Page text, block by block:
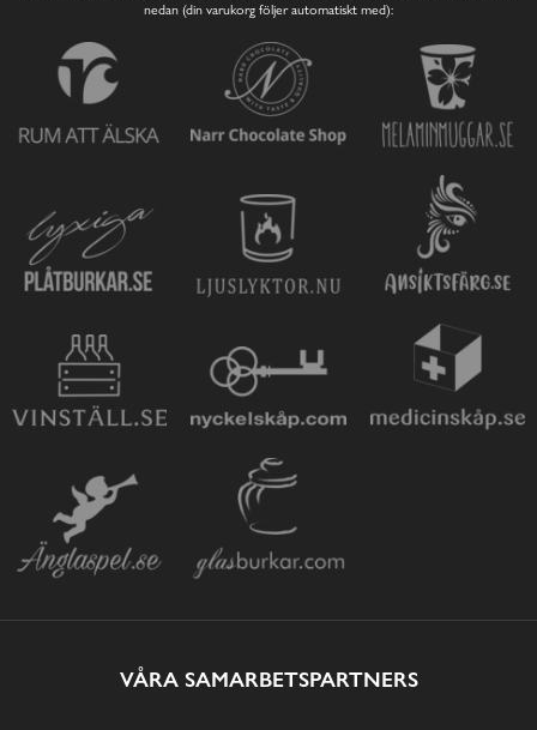
nedan (din varukorg följer automatiskt med):
VÅRA SAMARBETSPARTNERS